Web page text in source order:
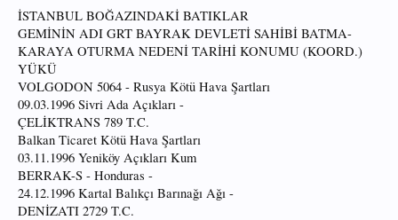
İSTANBUL BOĞAZINDAKİ BATIKLAR
GEMİNİN ADI GRT BAYRAK DEVLETİ SAHİBİ BATMA-
KARAYA OTURMA NEDENİ TARİHİ KONUMU (KOORD.)
YÜKÜ
VOLGODON 5064 - Rusya Kötü Hava Şartları
09.03.1996 Sivri Ada Açıkları -
ÇELİKTRANS 789 T.C.
Balkan Ticaret Kötü Hava Şartları
03.11.1996 Yeniköy Açıkları Kum
BERRAK-S - Honduras -
24.12.1996 Kartal Balıkçı Barınağı Ağı -
DENİZATI 2729 T.C.